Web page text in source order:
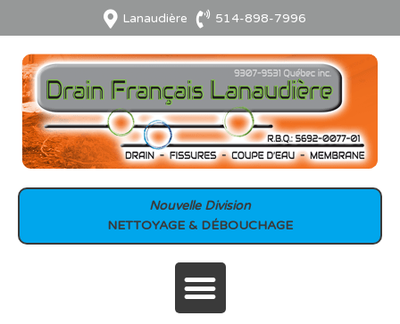
Lanaudière 514-898-7996
Nouvelle Division
NETTOYAGE & DÉBOUCHAGE